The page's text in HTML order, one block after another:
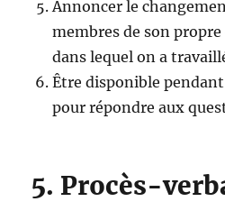
Annoncer le
membres de son propre
dans lequel on a
Être disponible
pour répondre aux
5. Procès-